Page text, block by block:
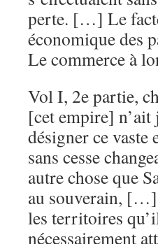
perte. […] Le
économique des
Le commerce à
Vol I, 2e partie,
[cet empire]
désigner ce vaste
sans cesse
autre chose que
au souverain, […]
les territoires
nécessairement